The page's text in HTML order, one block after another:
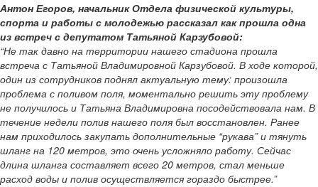
Антон Егоров, начальник Отдела физической культуры,
спорта и работы с молодежью рассказал как прошла одна
из встреч с депутатом Татьяной Карзубовой:
“Не так давно на территории нашего стадиона прошла
встреча с Татьяной Владимировной Карзубовой. В ходе которой,
один из сотрудников поднял актуальную тему: произошла
проблема с поливом поля, моментально решить эту проблему
не получилось и Татьяна Владимировна посодействовала нам. В
течение недели полив нашего поля был восстановлен. Ранее
нам приходилось закупать дополнительные “рукава” и тянуть
шланг на 120 метров, это очень усложняло работу. Сейчас
длина шланга составляет всего 20 метров, стал меньше
расход воды и полив осуществляется гораздо быстрее.”